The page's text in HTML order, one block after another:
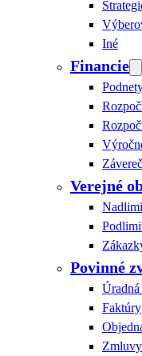
Iné
Financie
Verejné
Povinné
Faktúry
Zmluvy